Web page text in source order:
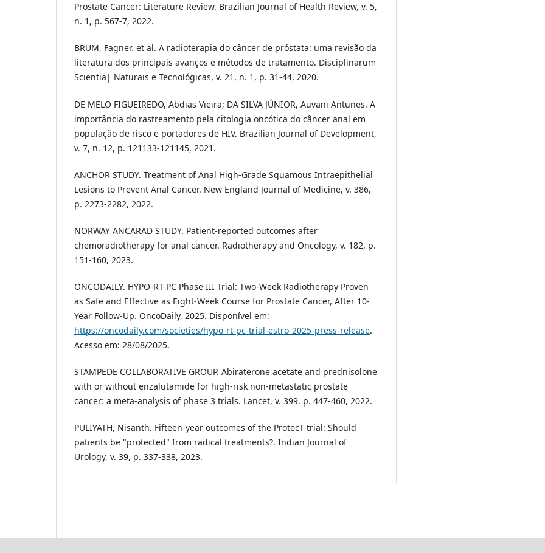
Prostate Cancer: Literature Review. Brazilian Journal of Health Review, v. 5,
n. 1, p. 567-7, 2022.
BRUM, Fagner. et al. A radioterapia do câncer de próstata: uma revisão da
literatura dos principais avanços e métodos de tratamento. Disciplinarum
Scientia| Naturais e Tecnológicas, v. 21, n. 1, p. 31-44, 2020.
DE MELO FIGUEIREDO, Abdias Vieira; DA SILVA JÚNIOR, Auvani Antunes. A
importância do rastreamento pela citologia oncótica do câncer anal em
população de risco e portadores de HIV. Brazilian Journal of Development,
v. 7, n. 12, p. 121133-121145, 2021.
ANCHOR STUDY. Treatment of Anal High-Grade Squamous Intraepithelial
Lesions to Prevent Anal Cancer. New England Journal of Medicine, v. 386,
p. 2273-2282, 2022.
NORWAY ANCARAD STUDY. Patient-reported outcomes after
chemoradiotherapy for anal cancer. Radiotherapy and Oncology, v. 182, p.
151-160, 2023.
ONCODAILY. HYPO-RT-PC Phase III Trial: Two-Week Radiotherapy Proven
as Safe and Effective as Eight-Week Course for Prostate Cancer, After 10-
Year Follow-Up. OncoDaily, 2025. Disponível em:
https://oncodaily.com/societies/hypo-rt-pc-trial-estro-2025-press-release.
Acesso em: 28/08/2025.
STAMPEDE COLLABORATIVE GROUP. Abiraterone acetate and prednisolone
with or without enzalutamide for high-risk non-metastatic prostate
cancer: a meta-analysis of phase 3 trials. Lancet, v. 399, p. 447-460, 2022.
PULIYATH, Nisanth. Fifteen-year outcomes of the ProtecT trial: Should
patients be "protected" from radical treatments?. Indian Journal of
Urology, v. 39, p. 337-338, 2023.